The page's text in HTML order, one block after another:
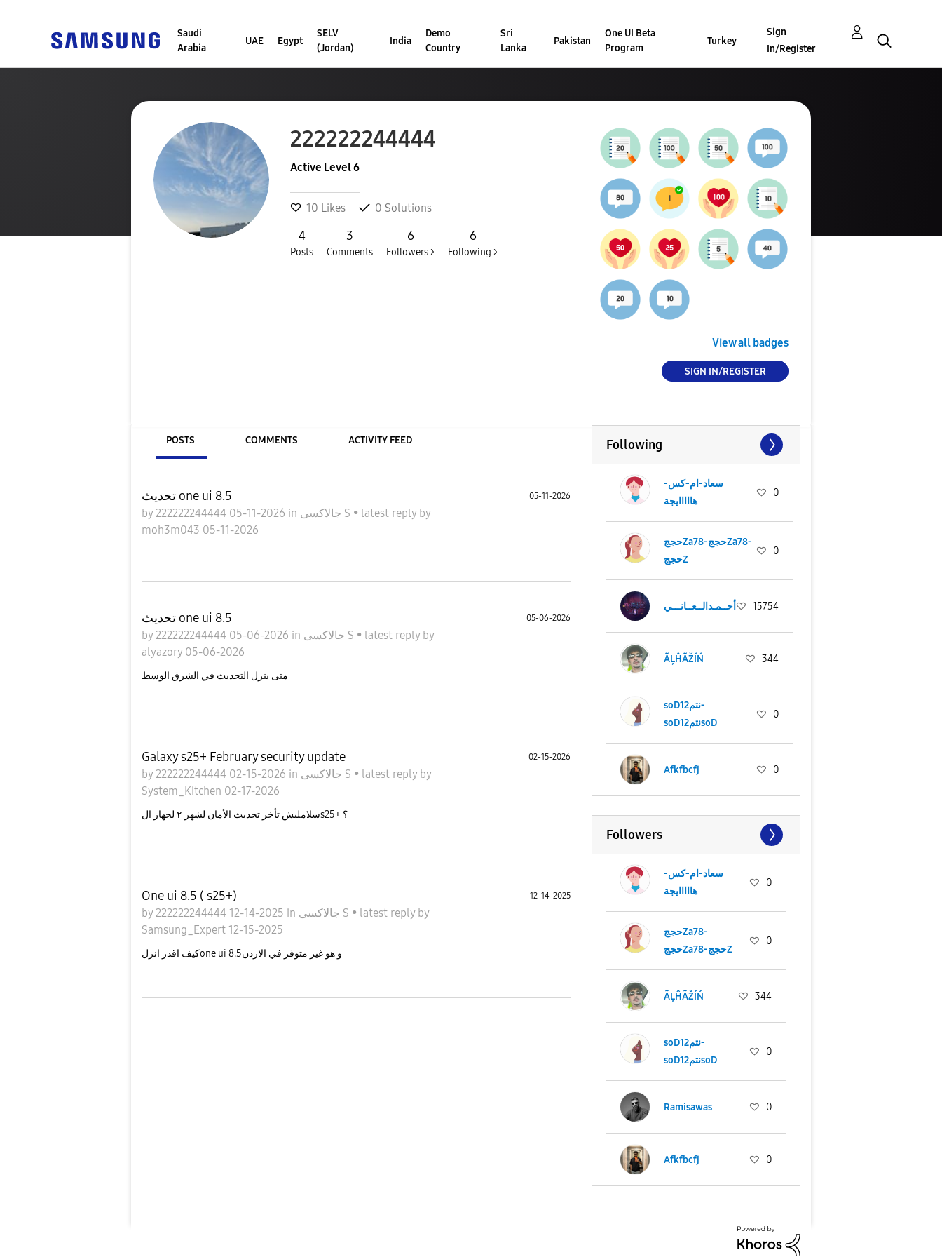
Saudi
Arabia
UAE Egypt
SELV
(Jordan)
India
Demo
Country
Sri
Lanka
Pakistan
One UI Beta
Program
Turkey
Sign
In/Register
222222244444
Active Level 6
10 Likes 0 Solutions
4
Posts
3
Comments
6
Followers >
6
Following >
View all badges
SIGN IN/REGISTER
POSTS COMMENTS ACTIVITY FEED
تحديث one ui 8.5
by222222244444 05-11-2026 in جالاكسى S • latest reply by
moh3m043 05-11-2026
05-11-2026
تحديث one ui 8.5
by222222244444 05-06-2026 in جالاكسى S • latest reply by
alyazory 05-06-2026
05-06-2026
متى ينزل التحديث في الشرق الوسط
Galaxy s25+ February security update
by222222244444 02-15-2026 in جالاكسى S • latest reply by
System_Kitchen 02-17-2026
02-15-2026
سلامليش تأخر تحديث الأمان لشهر ٢ لجهاز الs25+ ؟
One ui 8.5 ( s25+)
by222222244444 12-14-2025 in جالاكسى S • latest reply by
Samsung_Expert 12-15-2025
12-14-2025
كيف اقدر انزلone ui 8.5و هو غير متوفر في الاردن
Following
سعاد-ام-كس-
هااااايجة
0
حججZa78-حججZa78-
حججZ
0
أحــمـدالــعــانـــي 15754
ÃĻĤÃŽÍŃ 344
soD12نتم-
soD12نتمsoD
0
Afkfbcfj 0
Followers
سعاد-ام-كس-
هااااايجة
0
حججZa78-
حججZa78-حججZ
0
ÃĻĤÃŽÍŃ 344
soD12نتم-
soD12نتمsoD
0
Ramisawas 0
Afkfbcfj 0